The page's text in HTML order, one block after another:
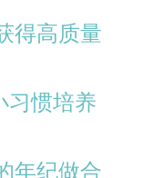
得高质量
习惯培养
年纪做合